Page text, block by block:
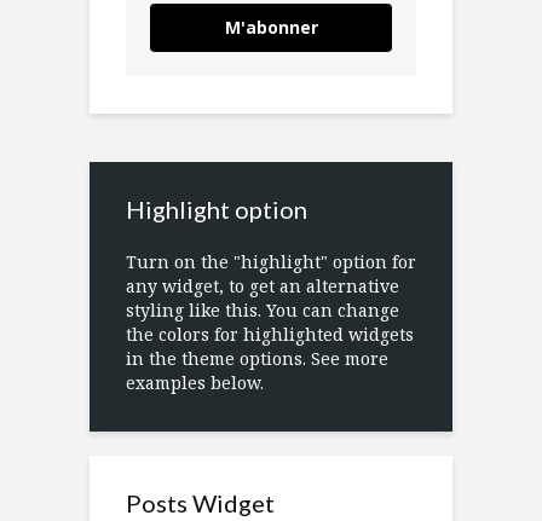
M'abonner
Highlight option
Turn on the "highlight" option for
any widget, to get an alternative
styling like this. You can change
the colors for highlighted widgets
in the theme options. See more
examples below.
Posts Widget